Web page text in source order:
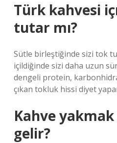
Türk kahvesi
tutar mı?
Sütle birleştiğinde sizi tok
içildiğinde sizi daha uzun
dengeli protein,
çıkan tokluk hissi diyet
Kahve
gelir?